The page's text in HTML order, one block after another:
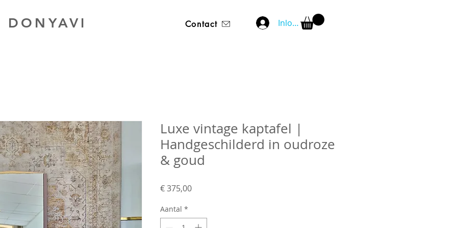
Contact Inloggen
Luxe vintage kaptafel |
Handgeschilderd in oudroze
& goud
€ 375,00Prijs
Aantal *